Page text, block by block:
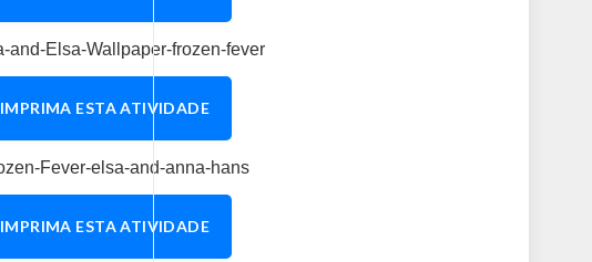
IMPRIMA ESTA ATIVIDADE
IMPRIMA ESTA ATIVIDADE